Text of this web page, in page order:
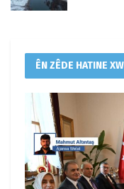
ÊN ZÊDE HATINE